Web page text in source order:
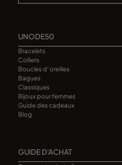
UNODE50
Bracelets
Colliers
Boucles d' oreilles
Bagues
Classiques
Bijoux pour femmes
Guide des cadeaux
Blog
GUIDE D'ACHAT